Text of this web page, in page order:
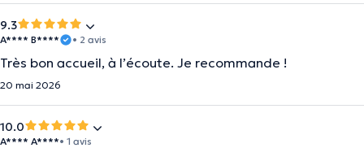
9.3
A**** B**** • 2 avis
Très bon accueil, à l’écoute. Je recommande !
20 mai 2026
10.0
A**** A****• 1 avis